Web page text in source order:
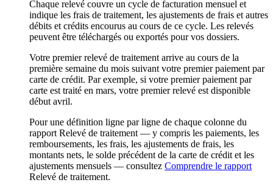
Chaque relevé couvre un cycle de facturation mensuel et
indique les frais de traitement, les ajustements de frais et autres
débits et crédits encourus au cours de ce cycle. Les relevés
peuvent être téléchargés ou exportés pour vos dossiers.
Votre premier relevé de traitement arrive au cours de la
première semaine du mois suivant votre premier paiement par
carte de crédit. Par exemple, si votre premier paiement par
carte est traité en mars, votre premier relevé est disponible
début avril.
Pour une définition ligne par ligne de chaque colonne du
rapport Relevé de traitement — y compris les paiements, les
remboursements, les frais, les ajustements de frais, les
montants nets, le solde précédent de la carte de crédit et les
ajustements mensuels — consultez Comprendre le rapport
Relevé de traitement.